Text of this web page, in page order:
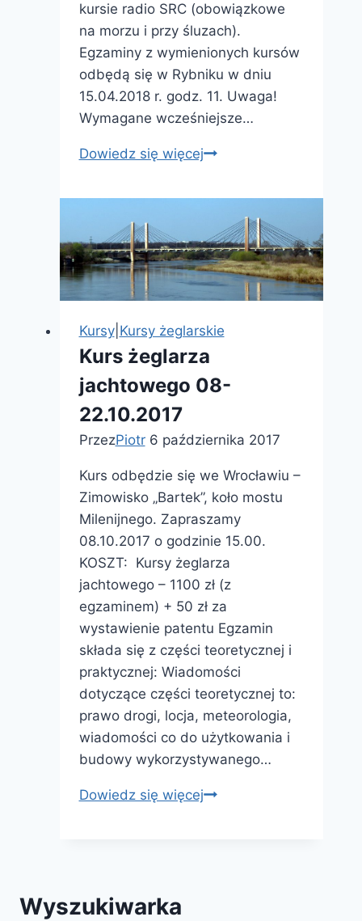
kursie radio SRC (obowiązkowe
na morzu i przy śluzach).
Egzaminy z wymienionych kursów
odbędą się w Rybniku w dniu
15.04.2018 r. godz. 11. Uwaga!
Wymagane wcześniejsze…
Dowiedz się więcejKursy
12-
14.04
w
Rybniku
Kursy| Kursy żeglarskie
Kurs żeglarza
jachtowego 08-
22.10.2017
PrzezPiotr 6 października 2017
Kurs odbędzie się we Wrocławiu –
Zimowisko „Bartek”, koło mostu
Milenijnego. Zapraszamy
08.10.2017 o godzinie 15.00.
KOSZT: Kursy żeglarza
jachtowego – 1100 zł (z
egzaminem) + 50 zł za
wystawienie patentu Egzamin
składa się z części teoretycznej i
praktycznej: Wiadomości
dotyczące części teoretycznej to:
prawo drogi, locja, meteorologia,
wiadomości co do użytkowania i
budowy wykorzystywanego…
Dowiedz się więcejKurs
Wyszukiwarka